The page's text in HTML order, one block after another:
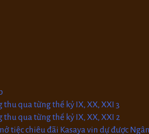
qua từng thế kỷ IX, XX, XXI 3
qua từng thế kỷ IX, XX, XXI 2
tiệc chiêu đãi Kasaya vin dự được